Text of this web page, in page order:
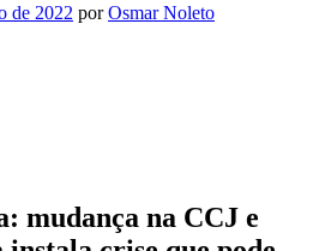
de 2022 porOsmar Noleto
mudança na CCJ e